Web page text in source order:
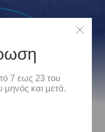
7 εως 23 του
μηνός και μετά.